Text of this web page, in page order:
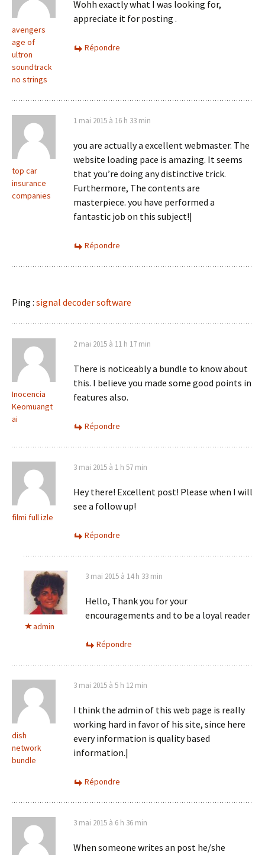
avengers
age of
ultron
soundtrack
no strings
Wohh exactly what I was looking for,
appreciate it for posting .
Répondre
top car
insurance
companies
1 mai 2015 à 16 h 33 min
you are actually a excellent webmaster. The
website loading pace is amazing. It seems
that you’re doing any distinctive trick.
Furthermore, The contents are
masterpiece. you have performed a
fantastic job on this subject!|
Répondre
Ping : signal decoder software
Inocencia
Keomuangt
ai
2 mai 2015 à 11 h 17 min
There is noticeably a bundle to know about
this. I believe you made some good points in
features also.
Répondre
filmi full izle
3 mai 2015 à 1 h 57 min
Hey there! Excellent post! Please when I will
see a follow up!
Répondre
admin
3 mai 2015 à 14 h 33 min
Hello, Thank you for your
encouragements and to be a loyal reader
Répondre
dish
network
bundle
3 mai 2015 à 5 h 12 min
I think the admin of this web page is really
working hard in favor of his site, since here
every information is quality based
information.|
Répondre
3 mai 2015 à 6 h 36 min
When someone writes an post he/she